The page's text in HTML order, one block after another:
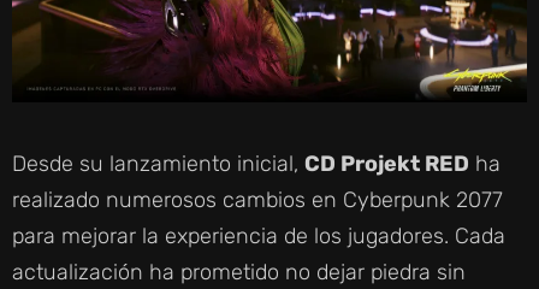
Desde su lanzamiento inicial, CD Projekt RED ha
realizado numerosos cambios en Cyberpunk 2077
para mejorar la experiencia de los jugadores. Cada
actualización ha prometido no dejar piedra sin